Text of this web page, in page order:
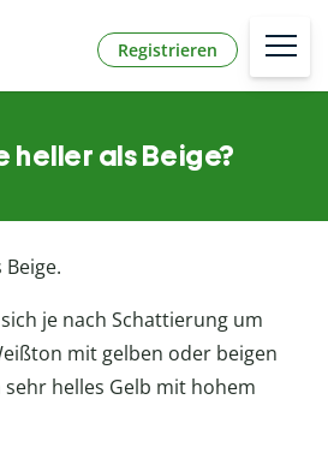
Registrieren
heller als Beige?
je nach Schattierung um
mit gelben oder beigen
helles Gelb mit hohem